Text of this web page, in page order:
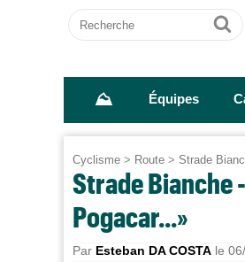
Recherche
Ok
⛰ Équipes
Cyclisme > Route > Strade
Strade Bianche
Pogacar...»
Par Esteban DA COSTA le